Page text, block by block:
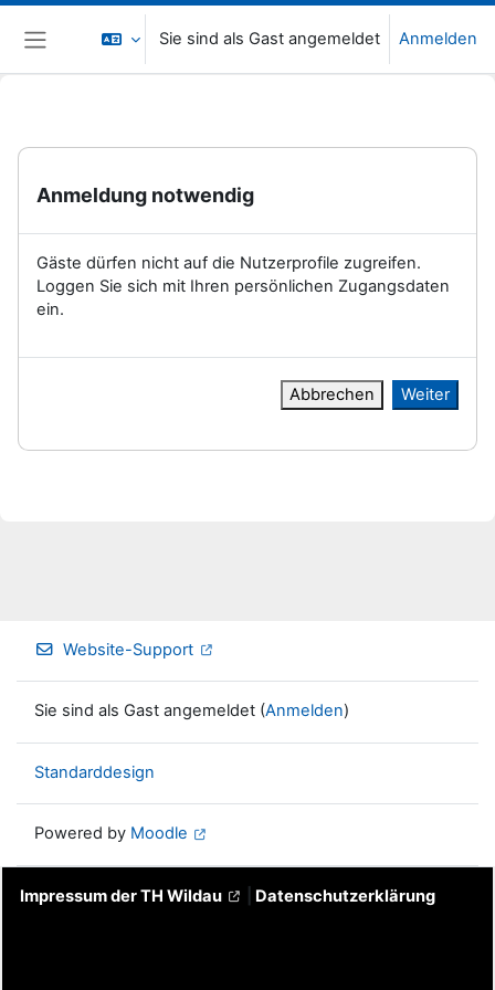
Zum Hauptinhalt
Website-Übersicht
Sie sind als Gast angemeldet Anmelden
Anmeldung notwendig
Gäste dürfen nicht auf die Nutzerprofile zugreifen.
Loggen Sie sich mit Ihren persönlichen Zugangsdaten
ein.
Abbrechen Weiter
Website-Support
Sie sind als Gast angemeldet (Anmelden)
Standarddesign
Powered by Moodle
Impressum der TH Wildau Datenschutzerklärung